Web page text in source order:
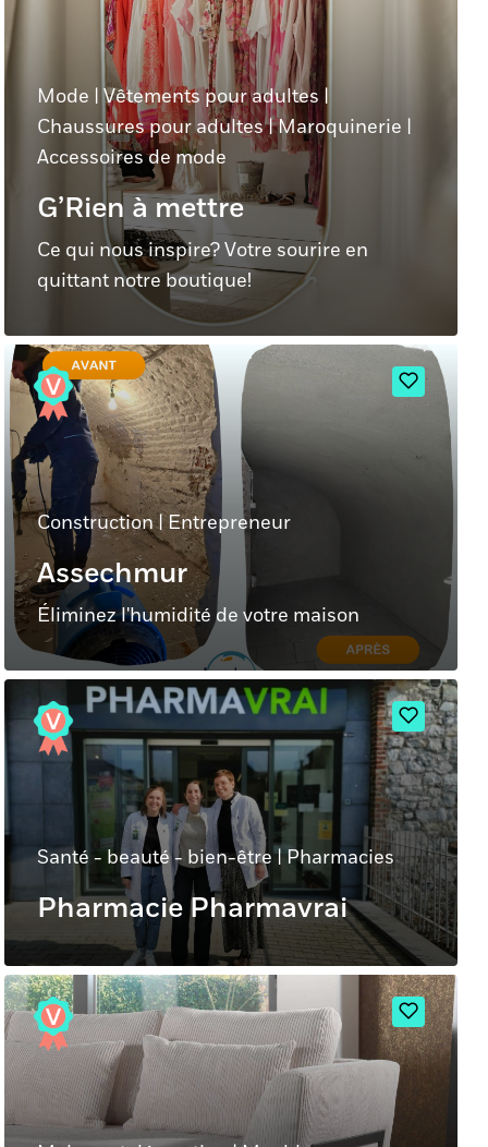
Mode | Vêtements pour adultes |
Chaussures pour adultes|Maroquinerie |
Accessoires de mode
G’Rien à mettre
Ce qui nous inspire? Votre sourire en
quittant notre boutique!
Construction|Entrepreneur
Assechmur
Éliminez l'humidité de votre maison
Santé - beauté - bien-être|Pharmacies
Pharmacie Pharmavrai